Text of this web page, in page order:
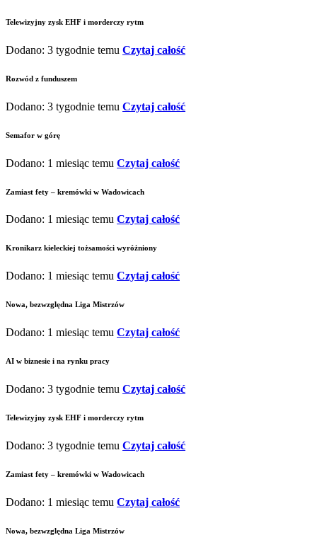
Telewizyjny zysk EHF i morderczy rytm
Dodano: 3 tygodnie temu Czytaj całość
Rozwód z funduszem
Dodano: 3 tygodnie temu Czytaj całość
Semafor w górę
Dodano: 1 miesiąc temu Czytaj całość
Zamiast fety – kremówki w Wadowicach
Dodano: 1 miesiąc temu Czytaj całość
Kronikarz kieleckiej tożsamości wyróżniony
Dodano: 1 miesiąc temu Czytaj całość
Nowa, bezwzględna Liga Mistrzów
Dodano: 1 miesiąc temu Czytaj całość
AI w biznesie i na rynku pracy
Dodano: 3 tygodnie temu Czytaj całość
Telewizyjny zysk EHF i morderczy rytm
Dodano: 3 tygodnie temu Czytaj całość
Zamiast fety – kremówki w Wadowicach
Dodano: 1 miesiąc temu Czytaj całość
Nowa, bezwzględna Liga Mistrzów